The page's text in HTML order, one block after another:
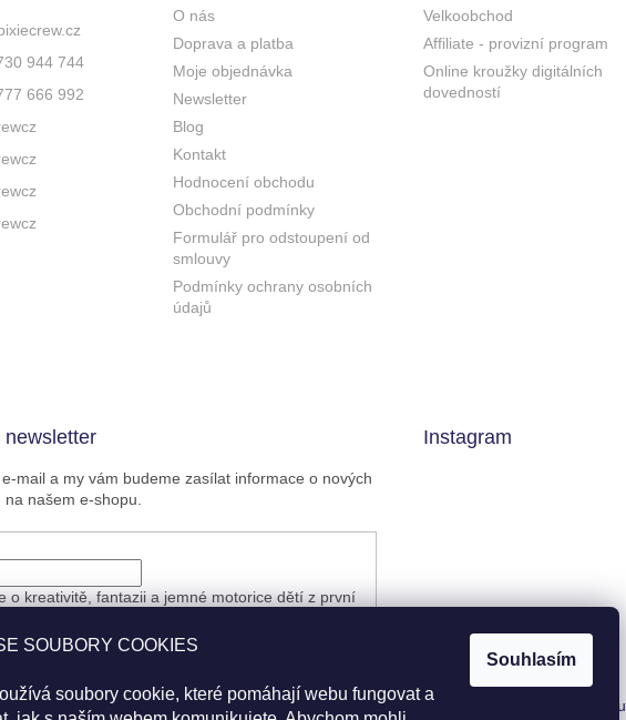
SOUBORY COOKIES
soubory cookie, které pomáhají webu fungovat a
Souhlasím
944 744
666 992
O nás
Doprava a platba
Moje objednávka
Newsletter
Blog
Kontakt
Hodnocení obchodu
Obchodní podmínky
Formulář pro odstoupení od
smlouvy
Podmínky ochrany osobních
údajů
Velkoobchod
Affiliate - provizní program
Online kroužky digitálních
dovedností
mail a my vám budeme zasílat informace o nových
našem e-shopu.
o kreativitě, fantazii a jemné motorice dětí z první
slevu, akci, dopravu zdarma ani novinky.
Instagram
Sledovat na Instagramu